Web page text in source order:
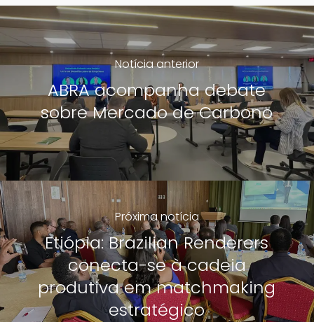
Notícia anterior
ABRA acompanha debate
sobre Mercado de Carbono
Próxima notícia
Etiópia: Brazilian Renderers
conecta-se à cadeia
produtiva em matchmaking
estratégico